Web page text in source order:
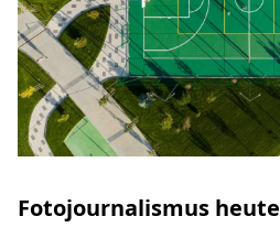
Fotojournalismus heute